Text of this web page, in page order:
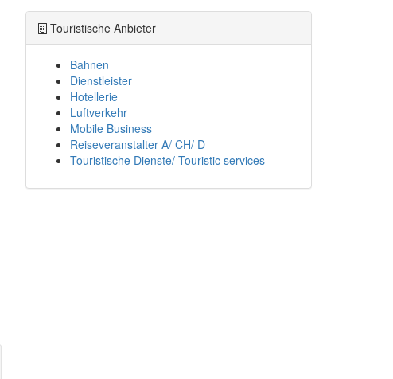
Touristische Anbieter
Bahnen
Dienstleister
Hotellerie
Luftverkehr
Mobile Business
Reiseveranstalter A/ CH/ D
Touristische Dienste/ Touristic services